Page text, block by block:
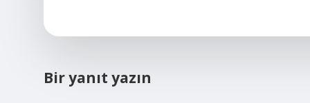
Bir yanıt yazın